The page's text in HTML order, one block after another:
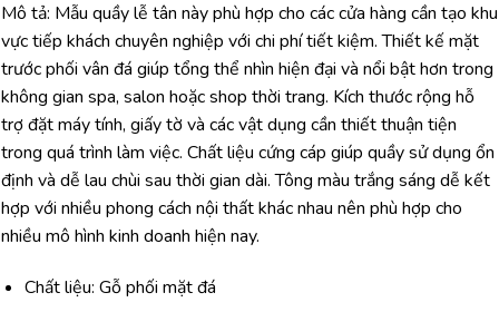
Mô tả: Mẫu quầy lễ tân này phù hợp cho các cửa hàng cần tạo khu
vực tiếp khách chuyên nghiệp với chi phí tiết kiệm. Thiết kế mặt
trước phối vân đá giúp tổng thể nhìn hiện đại và nổi bật hơn trong
không gian spa, salon hoặc shop thời trang. Kích thước rộng hỗ
trợ đặt máy tính, giấy tờ và các vật dụng cần thiết thuận tiện
trong quá trình làm việc. Chất liệu cứng cáp giúp quầy sử dụng ổn
định và dễ lau chùi sau thời gian dài. Tông màu trắng sáng dễ kết
hợp với nhiều phong cách nội thất khác nhau nên phù hợp cho
nhiều mô hình kinh doanh hiện nay.
Chất liệu: Gỗ phối mặt đá